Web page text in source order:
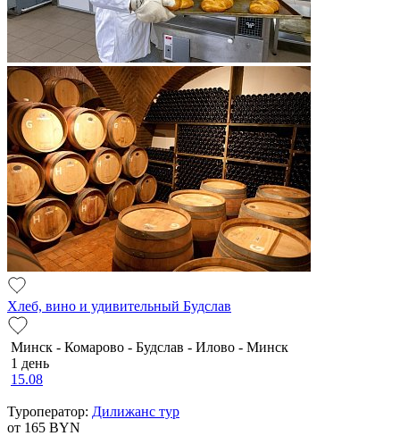
Хлеб, вино и удивительный Будслав
Минск - Комарово - Будслав - Илово - Минск
1 день
15.08
Туроператор: Дилижанс тур
от 165 BYN